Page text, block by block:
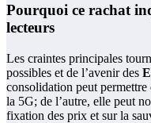
Pourquoi ce rachat
lecteurs
Les craintes principales
possibles et de l’avenir des
consolidation peut permettre
la 5G; de l’autre, elle peut
fixation des prix et sur la